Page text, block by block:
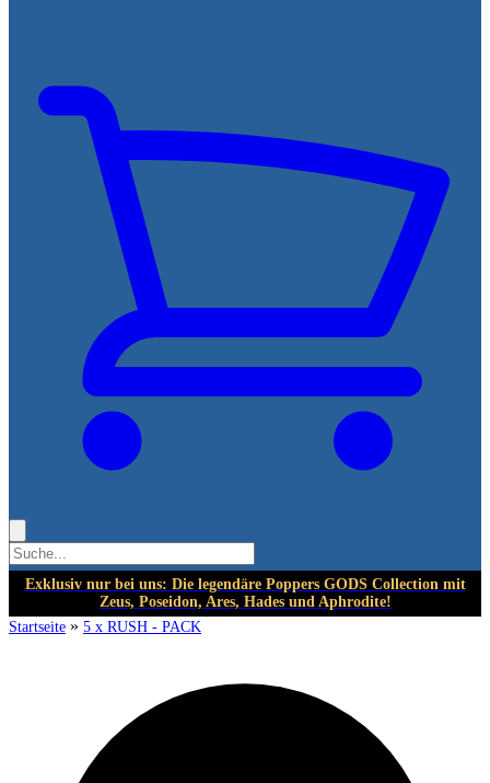
Exklusiv nur bei uns: Die legendäre Poppers GODS Collection mit
Zeus, Poseidon, Ares, Hades und Aphrodite!
Startseite » 5 x RUSH - PACK